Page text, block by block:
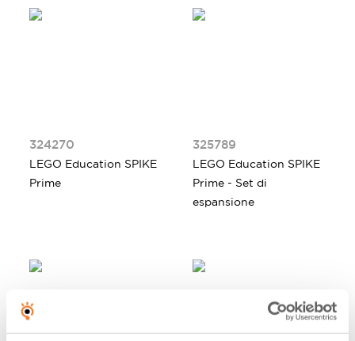
324270
LEGO Education SPIKE
Prime
325789
LEGO Education SPIKE
Prime - Set di
espansione